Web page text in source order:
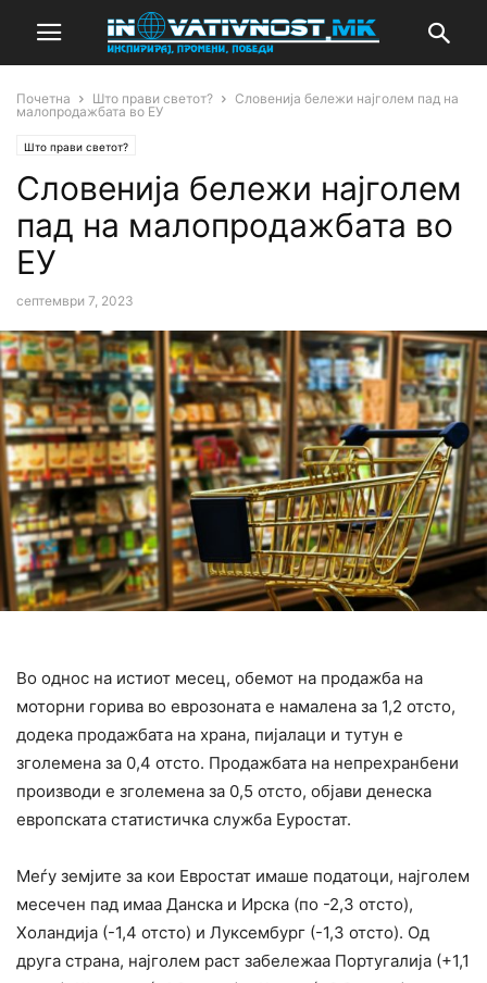
Почетна Што прави светот?
Словенија бележи најголем пад на
малопродажбата во ЕУ
Што прави светот?
Словенија бележи најголем
пад на малопродажбата во
ЕУ
септември 7, 2023
Во однос на истиот месец, обемот на продажба на
моторни горива во еврозоната е намалена за 1,2 отсто,
додека продажбата на храна, пијалаци и тутун е
зголемена за 0,4 отсто. Продажбата на непрехранбени
производи е зголемена за 0,5 отсто, објави денеска
европската статистичка служба Еуростат.
Меѓу земјите за кои Евростат имаше податоци, најголем
месечен пад имаа Данска и Ирска (по -2,3 отсто),
Холандија (-1,4 отсто) и Луксембург (-1,3 отсто). Од
друга страна, најголем раст забележаа Португалија (+1,1